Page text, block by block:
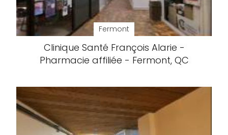
Fermont
Clinique Santé François Alarie -
Pharmacie affiliée - Fermont, QC